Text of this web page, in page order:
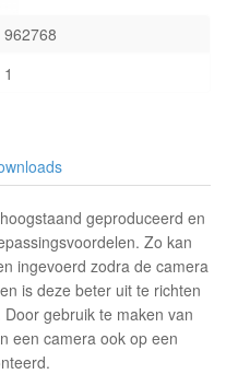
962768
1
geproduceerd en
Zo kan
ingevoerd zodra de camera
is deze beter uit te richten
gebruik te maken van
een camera ook op een